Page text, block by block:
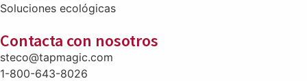
Soluciones ecológicas
Contacta con nosotros
steco@tapmagic.com
1-800-643-8026